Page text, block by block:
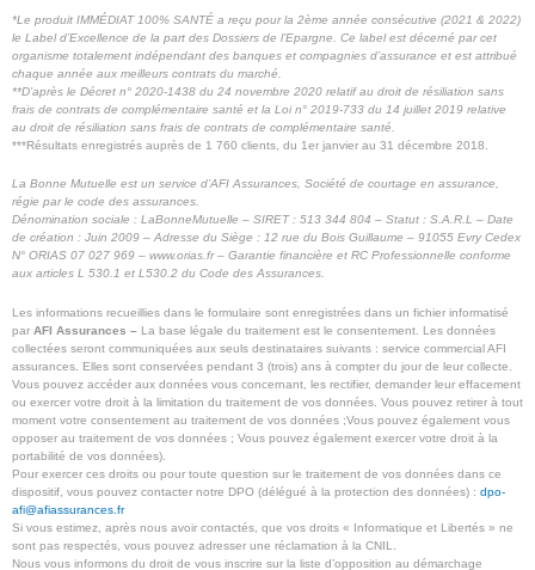
*Le produit IMMÉDIAT 100% SANTÉ a reçu pour la 2ème année consécutive (2021 & 2022)
le Label d’Excellence de la part des Dossiers de l’Epargne. Ce label est décerné par cet
organisme totalement indépendant des banques et compagnies d’assurance et est attribué
chaque année aux meilleurs contrats du marché.
**D’après le Décret n° 2020-1438 du 24 novembre 2020 relatif au droit de résiliation sans
frais de contrats de complémentaire santé et la Loi n° 2019-733 du 14 juillet 2019 relative
au droit de résiliation sans frais de contrats de complémentaire santé.
***Résultats enregistrés auprès de 1 760 clients, du 1er janvier au 31 décembre 2018.
La Bonne Mutuelle est un service d’AFI Assurances, Société de courtage en assurance,
régie par le code des assurances.
Dénomination sociale : LaBonneMutuelle – SIRET : 513 344 804 – Statut : S.A.R.L – Date
de création : Juin 2009 – Adresse du Siège : 12 rue du Bois Guillaume – 91055 Evry Cedex
N° ORIAS 07 027 969 – www.orias.fr – Garantie financière et RC Professionnelle conforme
aux articles L 530.1 et L530.2 du Code des Assurances.
Les informations recueillies dans le formulaire sont enregistrées dans un fichier informatisé
par AFI Assurances – La base légale du traitement est le consentement. Les données
collectées seront communiquées aux seuls destinataires suivants : service commercial AFI
assurances
Elles sont conservées pendant 3 (trois) ans à compter du jour de leur collecte.
Vous pouvez accéder aux données vous concernant, les rectifier, demander leur effacement
ou exercer votre droit à la limitation du traitement de vos données. Vous pouvez retirer à tout
moment votre consentement au traitement de vos données ;Vous pouvez également vous
opposer au traitement de vos données ; Vous pouvez également exercer votre droit à la
portabilité de vos données).
Pour exercer ces droits ou pour toute question sur le traitement de vos données dans ce
dispositif, vous pouvez contacter notre DPO (délégué à la protection des données) : dpo-
afi@afiassurances.fr
Si vous estimez, après nous avoir contactés, que vos droits « Informatique et Libertés » ne
sont pas respectés, vous pouvez adresser une réclamation à la CNIL.
Nous vous informons du droit de vous inscrire sur la liste d’opposition au démarchage